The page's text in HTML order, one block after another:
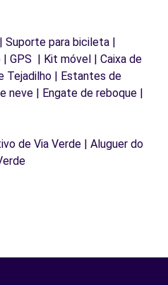
Suporte para bicileta |
GPS | Kit móvel | Caixa de
Tejadilho | Estantes de
neve | Engate de reboque |
de Via Verde | Aluguer do